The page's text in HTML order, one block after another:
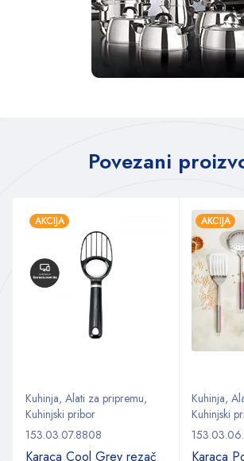
Povezani
AKCIJA
Kuhinja, Alati za pripremu,
Kuhinjski pribor
153.03.07.8808
Karaca Cool Grey rezač
AKCIJA
Kuhinja,
Kuhinjski
Karaca